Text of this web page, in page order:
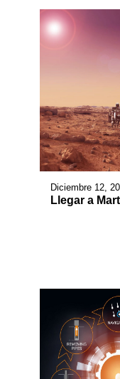
Diciembre 12,
Llegar a